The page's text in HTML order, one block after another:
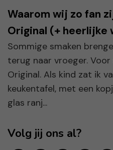
Waarom wij zo fan
Original (+ heerlijke
Sommige smaken
terug naar vroeger. Voor
Original. Als kind zat ik
keukentafel, met een
glas ranj...
Volg jij ons al?